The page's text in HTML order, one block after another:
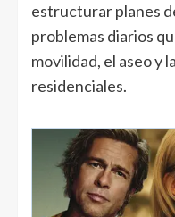
estructurar planes
problemas diarios
movilidad, el aseo y
residenciales.